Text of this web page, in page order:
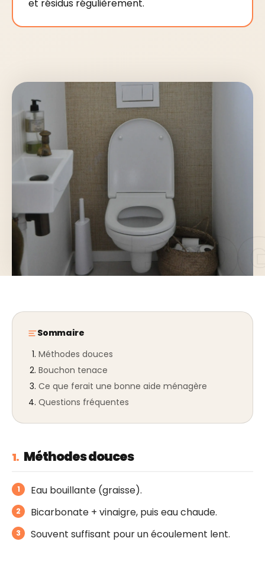
et résidus régulièrement.
Sommaire
Méthodes douces
Bouchon tenace
Ce que ferait une bonne aide ménagère
Questions fréquentes
1. Méthodes douces
Eau bouillante (graisse).
Bicarbonate + vinaigre, puis eau chaude.
Souvent suffisant pour un écoulement lent.